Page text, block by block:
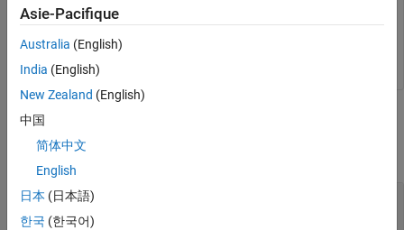
slrealtime.createEthernetPacketBusObj(16);
Input Arguments
collapse all
dataLength
uint16 (in the range 14 - 1514)
Asie-Pacifique
Australia (English)
India (English)
New Zealand (English)
中国
简体中文
English
日本 (日本語)
한국 (한국어)